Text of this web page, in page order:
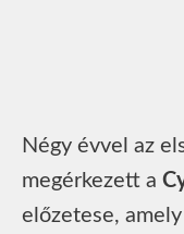
Négy évvel az
megérkezett a
előzetese,